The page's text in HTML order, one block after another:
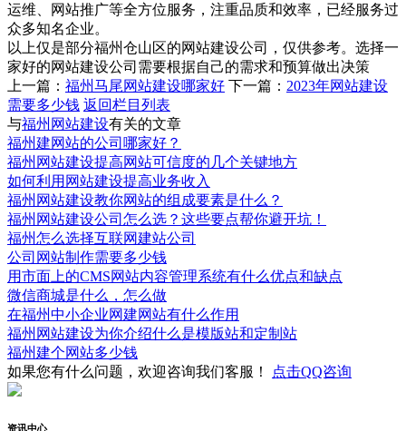
运维、网站推广等全方位服务，注重品质和效率，已经服务过
众多知名企业。
以上仅是部分福州仓山区的网站建设公司，仅供参考。选择一
家好的网站建设公司需要根据自己的需求和预算做出决策
上一篇： 福州马尾网站建设哪家好 下一篇： 2023年网站建设
需要多少钱 返回栏目列表
与福州网站建设有关的文章
福州建网站的公司哪家好？
福州网站建设提高网站可信度的几个关键地方
如何利用网站建设提高业务收入
福州网站建设教你网站的组成要素是什么？
福州网站建设公司怎么选？这些要点帮你避开坑！
福州怎么选择互联网建站公司
公司网站制作需要多少钱
用市面上的CMS网站内容管理系统有什么优点和缺点
微信商城是什么，怎么做
在福州中小企业网建网站有什么作用
福州网站建设为你介绍什么是模版站和定制站
福州建个网站多少钱
如果您有什么问题，欢迎咨询我们客服！
点击QQ咨询
资讯中心